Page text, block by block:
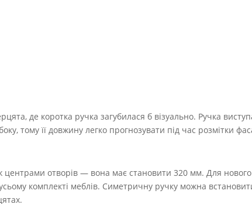
де коротка ручка загубилася б візуально. Ручка
тому її довжину легко прогнозувати під час розмітки
центрами отворів — вона має становити 320 мм. Для нового
комплекті меблів. Симетричну ручку можна